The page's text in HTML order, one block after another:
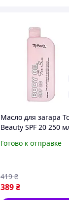
Масло для загара
Beauty SPF 20 250
Готово к отправке
389₴
419 ₴